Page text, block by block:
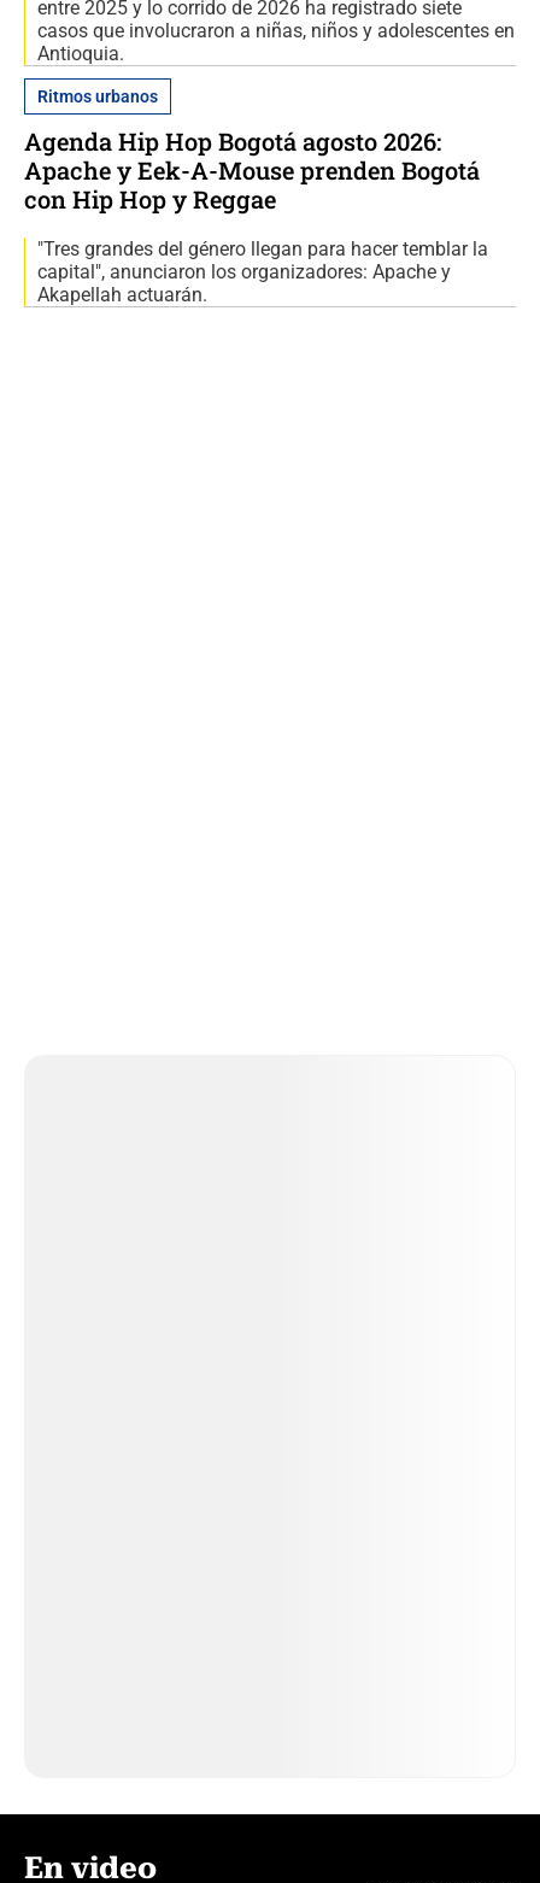
entre 2025 y lo corrido de 2026 ha registrado siete
casos que involucraron a niñas, niños y adolescentes en
Antioquia.
Ritmos urbanos
Agenda Hip Hop Bogotá agosto 2026:
Apache y Eek-A-Mouse prenden Bogotá
con Hip Hop y Reggae
"Tres grandes del género llegan para hacer temblar la
capital", anunciaron los organizadores: Apache y
Akapellah actuarán.
En video